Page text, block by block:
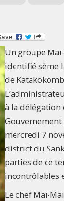
Un groupe
identifié sème
de
à la délégation
mercredi 7
district du
parties de ce
incontrôlables
Le chef Maï-